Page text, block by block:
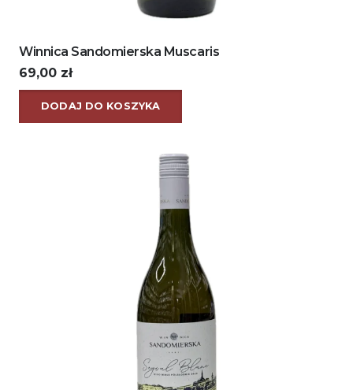
Winnica Sandomierska Muscaris
69,00 zł
DODAJ DO KOSZYKA